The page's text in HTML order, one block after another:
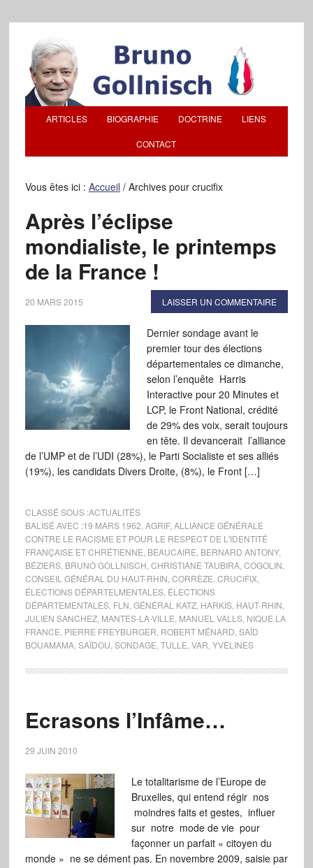
ARTICLES BIOGRAPHIE DOCTRINE LIENS
CONTACT
Vous êtes ici : Accueil /Archives pour crucifix
Après l’éclipse
mondialiste, le printemps
de la France !
20 MARS 2015 LAISSER UN COMMENTAIRE
Dernier sondage avant le
premier tour des élections
départementales ce dimanche,
selon l’enquête Harris
Interactive pour 20 Minutes et
LCP, le Front National, crédité
de 29% des voix, serait toujours
en tête. Il devancerait l’alliance
de l’UMP et de l’UDI (28%), le Parti Socialiste et ses alliés
(19%), les candidats Divers Droite, (8%), le Front […]
CLASSÉ SOUS :ACTUALITÉS
BALISÉ AVEC :19 MARS 1962 AGRIF, ALLIANCE GÉNÉRALE
CONTRE LE RACISME ET POUR LE RESPECT DE L'IDENTITÉ
FRANÇAISE ET CHRÉTIENNE BEAUCAIRE BERNARD ANTONY,
BÉZIERS, BRUNO GOLLNISCH CHRISTIANE TAUBIRA, COGOLIN
CONSEIL GÉNÉRAL DU HAUT-RHIN CORRÈZE CRUCIFIX,
ÉLECTIONS DÉPARTELMENTALES, ÉLECTIONS
DÉPARTEMENTALES, FLN GÉNÉRAL KATZ, HARKIS, HAUT-RHIN
JULIEN SANCHEZ, MANTES-LA-VILLE MANUEL VALLS, NIQUE LA
FRANCE PIERRE FREYBURGER ROBERT MÉNARD SAÏD
BOUAMAMA, SAÏDOU SONDAGE TULLE VAR YVELINES
Ecrasons l’Infâme…
29 JUIN 2010
Le totalitarisme de l’Europe de
Bruxelles, qui entend régir nos
moindres faits et gestes, influer
sur notre mode de vie pour
façonner un parfait « citoyen du
monde » ne se dément pas. En novembre 2009, saisie par